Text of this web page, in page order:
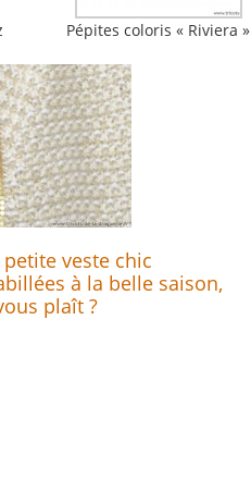
Pépites coloris « Riviera »
petite veste chic
à la belle saison,
plaît ?